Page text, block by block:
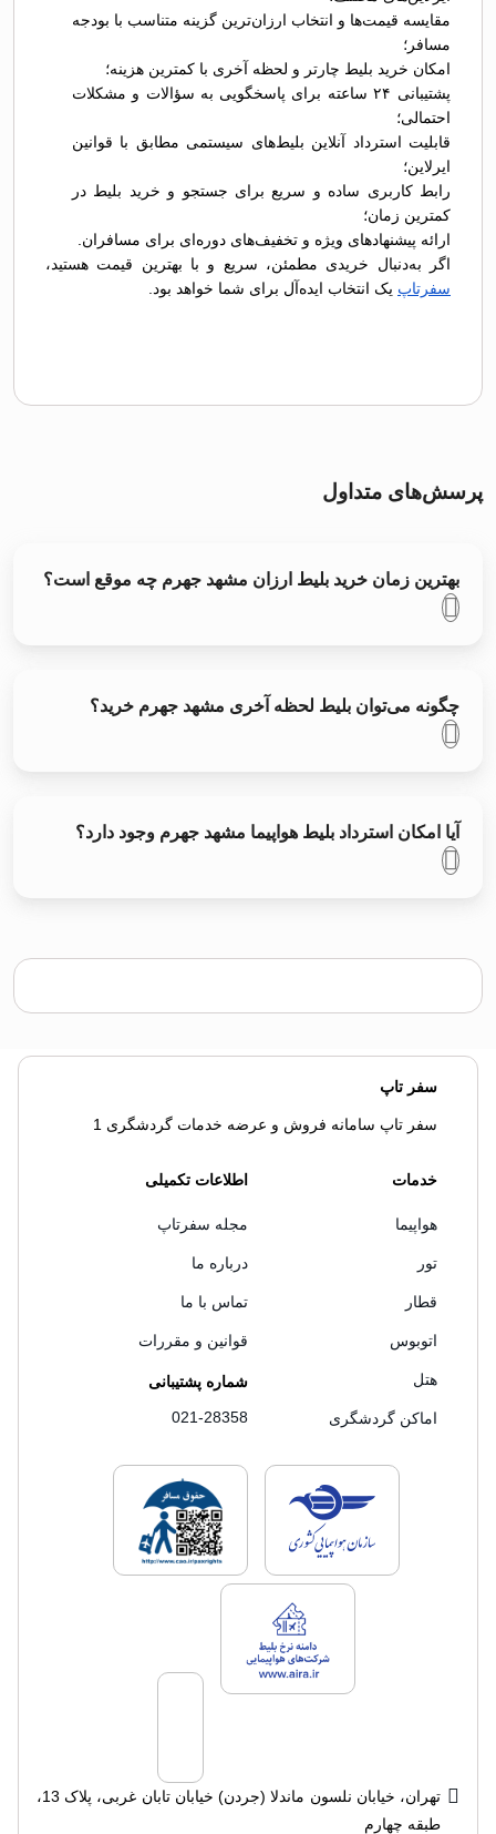
مقایسه قیمت‌ها و انتخاب ارزان‌ترین گزینه متناسب با بودجه
مسافر؛
امکان خرید بلیط چارتر و لحظه آخری با کمترین هزینه؛
پشتیبانی ۲۴ ساعته برای پاسخگویی به سؤالات و مشکلات
احتمالی؛
قابلیت استرداد آنلاین بلیط‌های سیستمی مطابق با قوانین
ایرلاین؛
رابط کاربری ساده و سریع برای جستجو و خرید بلیط در
کمترین زمان؛
ارائه پیشنهادهای ویژه و تخفیف‌های دوره‌ای برای مسافران.
اگر به‌دنبال خریدی مطمئن، سریع و با بهترین قیمت هستید،
سفرتاپ یک انتخاب ایده‌آل برای شما خواهد بود.
پرسش‌های متداول
بهترین زمان خرید بلیط ارزان مشهد جهرم چه موقع است؟
چگونه می‌توان بلیط لحظه آخری مشهد جهرم خرید؟
آیا امکان استرداد بلیط هواپیما مشهد جهرم وجود دارد؟
سفر تاپ
سفر تاپ سامانه فروش و عرضه خدمات گردشگری 1
خدمات
هواپیما
تور
قطار
اتوبوس
هتل
اماکن گردشگری
اطلاعات تکمیلی
مجله سفرتاپ
درباره ما
تماس با ما
قوانین و مقررات
شماره پشتیبانی
021-28358
لایسنس های فروش سفرتاپلایسنس های
لایسنس های فروش سفرتاپ
تهران، خیابان نلسون ماندلا (جردن) خیابان تابان غربی، پلاک 13،
طبقه چهارم